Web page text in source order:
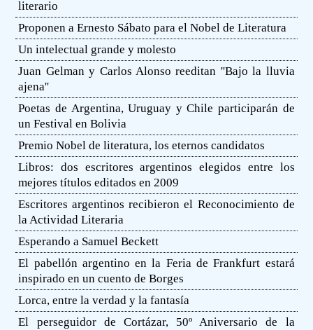
literario
Proponen a Ernesto Sábato para el Nobel de Literatura
Un intelectual grande y molesto
Juan Gelman y Carlos Alonso reeditan ''Bajo la lluvia
ajena''
Poetas de Argentina, Uruguay y Chile participarán de
un Festival en Bolivia
Premio Nobel de literatura, los eternos candidatos
Libros: dos escritores argentinos elegidos entre los
mejores títulos editados en 2009
Escritores argentinos recibieron el Reconocimiento de
la Actividad Literaria
Esperando a Samuel Beckett
El pabellón argentino en la Feria de Frankfurt estará
inspirado en un cuento de Borges
Lorca, entre la verdad y la fantasía
El perseguidor de Cortázar, 50º Aniversario de la